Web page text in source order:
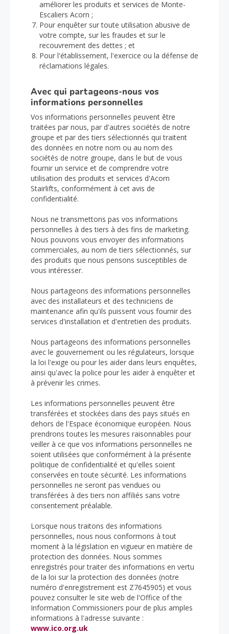
améliorer les produits et services de Monte-
Escaliers Acorn ;
Pour enquêter sur toute utilisation abusive de
votre compte, sur les fraudes et sur le
recouvrement des dettes ; et
Pour l'établissement, l'exercice ou la défense de
réclamations légales.
Avec qui partageons-nous vos
informations personnelles
Vos informations personnelles peuvent être
traitées par nous, par d'autres sociétés de notre
groupe et par des tiers sélectionnés qui traitent
des données en notre nom ou au nom des
sociétés de notre groupe, dans le but de vous
fournir un service et de comprendre votre
utilisation des produits et services d'Acorn
Stairlifts, conformément à cet avis de
confidentialité.
Nous ne transmettons pas vos informations
personnelles à des tiers à des fins de marketing.
Nous pouvons vous envoyer des informations
commerciales, au nom de tiers sélectionnés, sur
des produits que nous pensons susceptibles de
vous intéresser.
Nous partageons des informations personnelles
avec des installateurs et des techniciens de
maintenance afin qu'ils puissent vous fournir des
services d'installation et d'entretien des produits.
Nous partageons des informations personnelles
avec le gouvernement ou les régulateurs, lorsque
la loi l'exige ou pour les aider dans leurs enquêtes,
ainsi qu'avec la police pour les aider à enquêter et
à prévenir les crimes.
Les informations personnelles peuvent être
transférées et stockées dans des pays situés en
dehors de l'Espace économique européen. Nous
prendrons toutes les mesures raisonnables pour
veiller à ce que vos informations personnelles ne
soient utilisées que conformément à la présente
politique de confidentialité et qu'elles soient
conservées en toute sécurité. Les informations
personnelles ne seront pas vendues ou
transférées à des tiers non affiliés sans votre
consentement préalable.
Lorsque nous traitons des informations
personnelles, nous nous conformons à tout
moment à la législation en vigueur en matière de
protection des données. Nous sommes
enregistrés pour traiter des informations en vertu
de la loi sur la protection des données (notre
numéro d'enregistrement est Z7645905) et vous
pouvez consulter le site web de l'Office of the
Information Commissioners pour de plus amples
informations à l'adresse suivante :
www.ico.org.uk